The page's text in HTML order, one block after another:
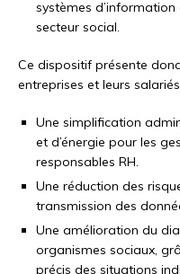
systèmes
secteur social.
Ce dispositif présente
entreprises et leurs
Une simplification
et d’énergie pour les
responsables RH.
Une réduction des
transmission des
Une amélioration du
organismes sociaux,
précis des situations